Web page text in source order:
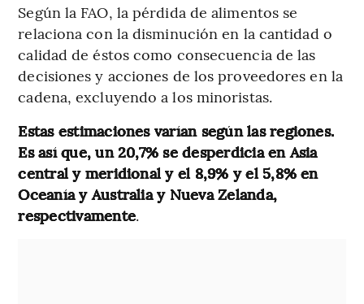
Según la FAO, la pérdida de alimentos se
relaciona con la disminución en la cantidad o
calidad de éstos como consecuencia de las
decisiones y acciones de los proveedores en la
cadena, excluyendo a los minoristas.
Estas estimaciones varían según las regiones.
Es así que, un 20,7% se desperdicia en Asia
central y meridional y el 8,9% y el 5,8% en
Oceanía y Australia y Nueva Zelanda,
respectivamente.